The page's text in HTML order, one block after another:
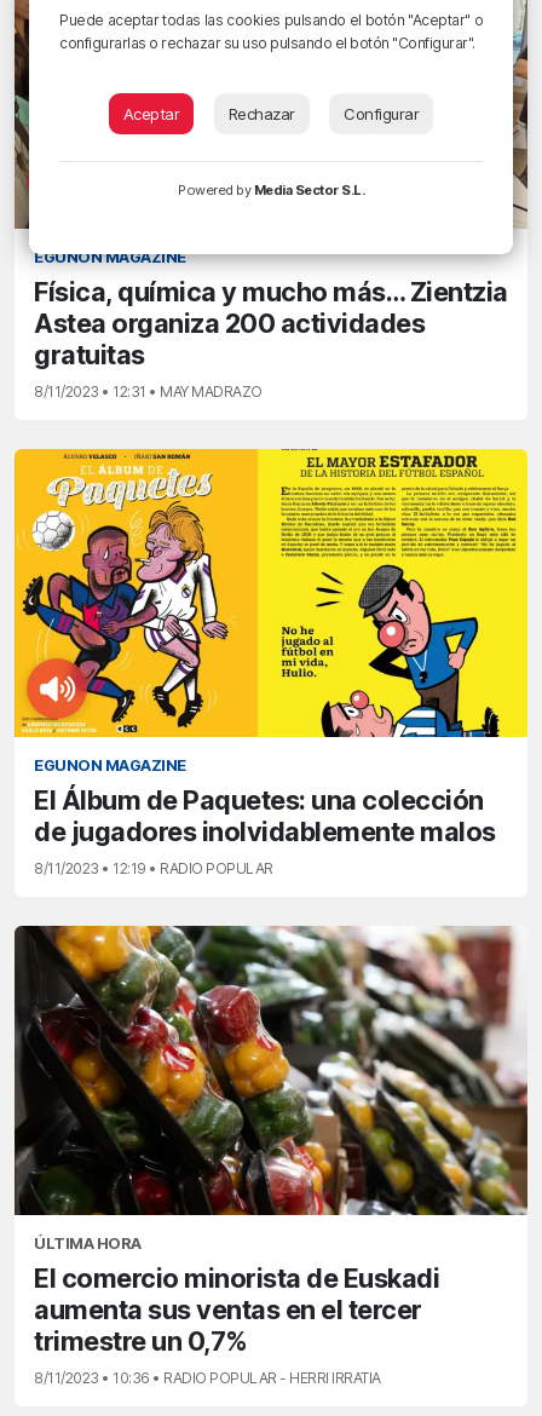
EGUNON MAGAZINE
Física, química y mucho más… Zientzia
Astea organiza 200 actividades
gratuitas
8/11/2023 • 12:31 • MAY MADRAZO
EGUNON MAGAZINE
El Álbum de Paquetes: una colección
de jugadores inolvidablemente malos
8/11/2023 • 12:19 • RADIO POPULAR
ÚLTIMA HORA
El comercio minorista de Euskadi
aumenta sus ventas en el tercer
trimestre un 0,7%
8/11/2023 • 10:36 • RADIO POPULAR - HERRI IRRATIA
Puede aceptar todas las cookies pulsando el botón "Aceptar" o
configurarlas o rechazar su uso pulsando el botón "Configurar".
Aceptar Rechazar Configurar
Powered by Media Sector S.L.